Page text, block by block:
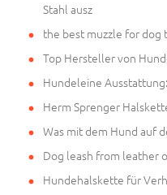
Stahl ausz
the best muzzle for dog
Top Hersteller von
Hundeleine
Herm Sprenger
Was mit dem Hund auf
Dog leash from leather
Hundehalskette für